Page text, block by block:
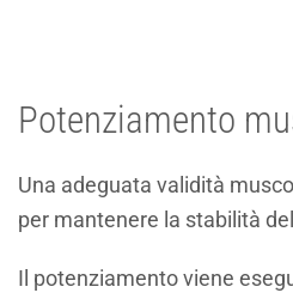
Potenziamento
Una adeguata validità
per mantenere la stabilità
Il potenziamento viene